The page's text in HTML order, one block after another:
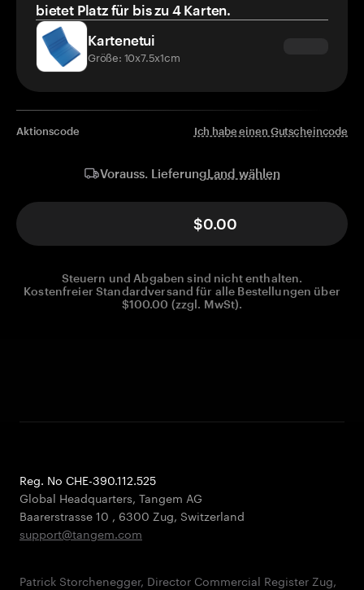
bietet Platz für bis zu 4 Karten.
Kartenetui
Größe: 10x7.5x1cm
Aktionscode Ich habe einen Gutscheincode
Vorauss. LieferungLand wählen
$0.00
Steuern und Abgaben sind nicht enthalten.
Kostenfreier Standardversand für alle Bestellungen über
$100.00 (zzgl. MwSt).
Reg. No CHE-390.112.525
Global Headquarters, Tangem AG
Baarerstrasse 10 , 6300 Zug, Switzerland
support@tangem.com
Patrick Storchenegger, Director Commercial Register Zug,